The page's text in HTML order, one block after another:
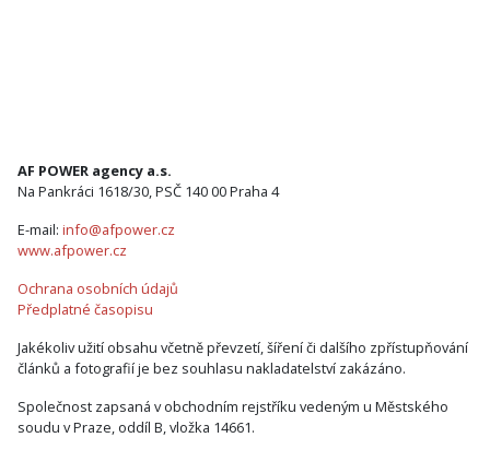
AF POWER agency a.s.
Na Pankráci 1618/30, PSČ 140 00 Praha 4
E-mail: info@afpower.cz
www.afpower.cz
Ochrana osobních údajů
Předplatné časopisu
Jakékoliv užití obsahu včetně převzetí, šíření či dalšího zpřístupňování
článků a fotografií je bez souhlasu nakladatelství zakázáno.
Společnost zapsaná v obchodním rejstříku vedeným u Městského
soudu v Praze, oddíl B, vložka 14661.